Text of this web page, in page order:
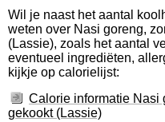
Wil je naast het aantal
weten over Nasi goreng,
(Lassie), zoals het aantal
eventueel ingrediëten,
kijkje op calorielijst:
Calorie informatie Nasi
gekookt (Lassie)